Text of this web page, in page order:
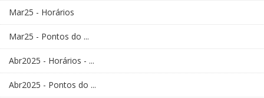
Mar25 - Horários
Mar25 - Pontos do ...
Abr2025 - Horários - ...
Abr2025 - Pontos do ...